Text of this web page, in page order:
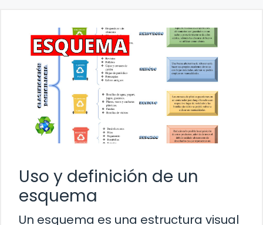
Uso y definición de un
esquema
Un esquema es una estructura visual